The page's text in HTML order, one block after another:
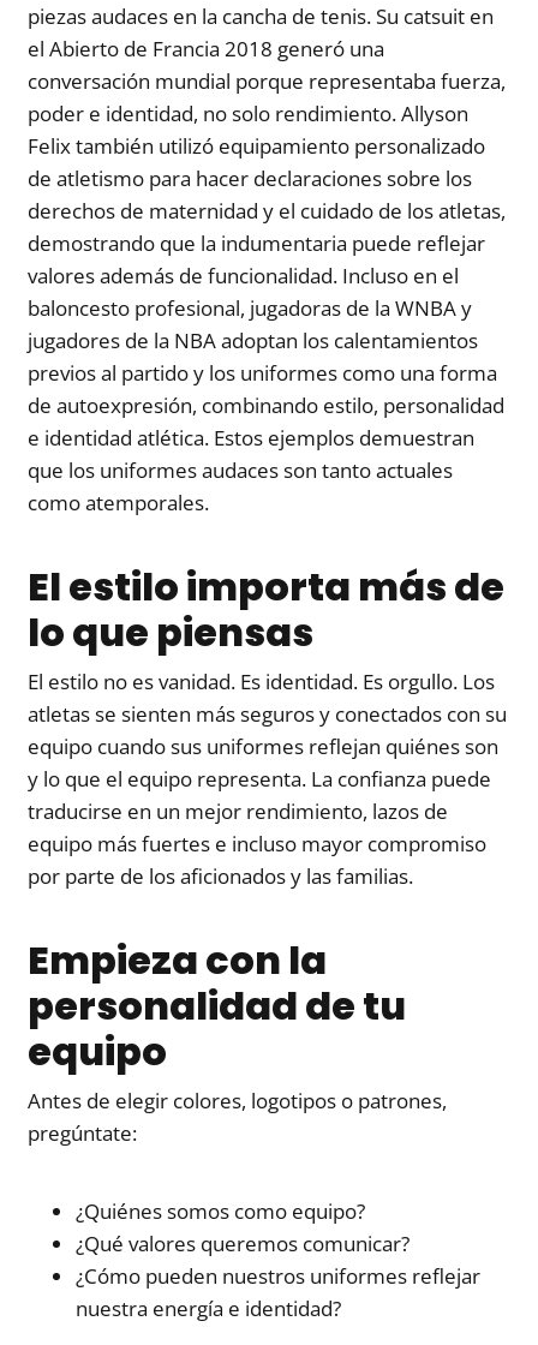
piezas audaces en la cancha de tenis. Su catsuit en
el Abierto de Francia 2018 generó una
conversación mundial porque representaba fuerza,
poder e identidad, no solo rendimiento. Allyson
Felix también utilizó equipamiento personalizado
de atletismo para hacer declaraciones sobre los
derechos de maternidad y el cuidado de los atletas,
demostrando que la indumentaria puede reflejar
valores además de funcionalidad. Incluso en el
baloncesto profesional, jugadoras de la WNBA y
jugadores de la NBA adoptan los calentamientos
previos al partido y los uniformes como una forma
de autoexpresión, combinando estilo, personalidad
e identidad atlética. Estos ejemplos demuestran
que los uniformes audaces son tanto actuales
como atemporales.
El estilo importa más de
lo que piensas
El estilo no es vanidad. Es identidad. Es orgullo. Los
atletas se sienten más seguros y conectados con su
equipo cuando sus uniformes reflejan quiénes son
y lo que el equipo representa. La confianza puede
traducirse en un mejor rendimiento, lazos de
equipo más fuertes e incluso mayor compromiso
por parte de los aficionados y las familias.
Empieza con la
personalidad de tu
equipo
Antes de elegir colores, logotipos o patrones,
pregúntate:
¿Quiénes somos como equipo?
¿Qué valores queremos comunicar?
¿Cómo pueden nuestros uniformes reflejar
nuestra energía e identidad?